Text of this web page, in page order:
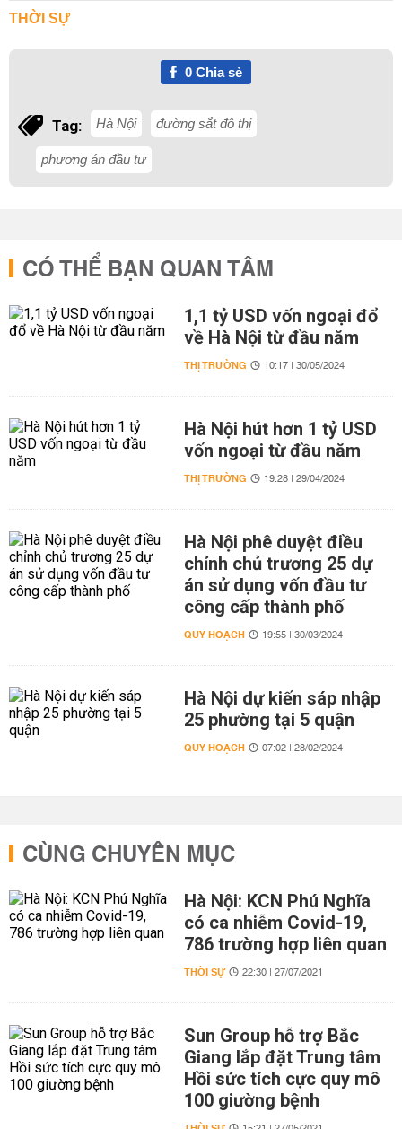
THỜI SỰ
0Chia sẻ
Tag: Hà Nội đường sắt đô thị
phương án đầu tư
CÓ THỂ BẠN QUAN TÂM
1,1 tỷ USD vốn ngoại đổ
về Hà Nội từ đầu năm
THỊ TRƯỜNG 10:17 | 30/05/2024
Hà Nội hút hơn 1 tỷ USD
vốn ngoại từ đầu năm
THỊ TRƯỜNG 19:28 | 29/04/2024
Hà Nội phê duyệt điều
chỉnh chủ trương 25 dự
án sử dụng vốn đầu tư
công cấp thành phố
QUY HOẠCH 19:55 | 30/03/2024
Hà Nội dự kiến sáp nhập
25 phường tại 5 quận
QUY HOẠCH 07:02 | 28/02/2024
CÙNG CHUYÊN MỤC
Hà Nội: KCN Phú Nghĩa
có ca nhiễm Covid-19,
786 trường hợp liên quan
THỜI SỰ 22:30 | 27/07/2021
Sun Group hỗ trợ Bắc
Giang lắp đặt Trung tâm
Hồi sức tích cực quy mô
100 giường bệnh